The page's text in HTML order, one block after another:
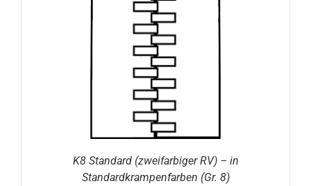
K8 Standard (zweifarbiger RV) – in
Standardkrampenfarben (Gr. 8)